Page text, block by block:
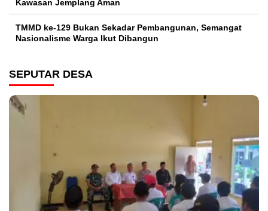
Kawasan Jemplang Aman
TMMD ke-129 Bukan Sekadar Pembangunan, Semangat
Nasionalisme Warga Ikut Dibangun
SEPUTAR DESA